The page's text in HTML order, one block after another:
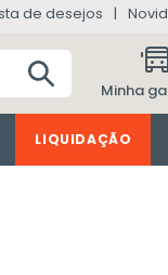
de desejos
Minha
LIQUIDAÇÃO